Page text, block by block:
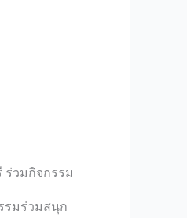
ร่วมกิจกรรม
รมร่วมสนุก